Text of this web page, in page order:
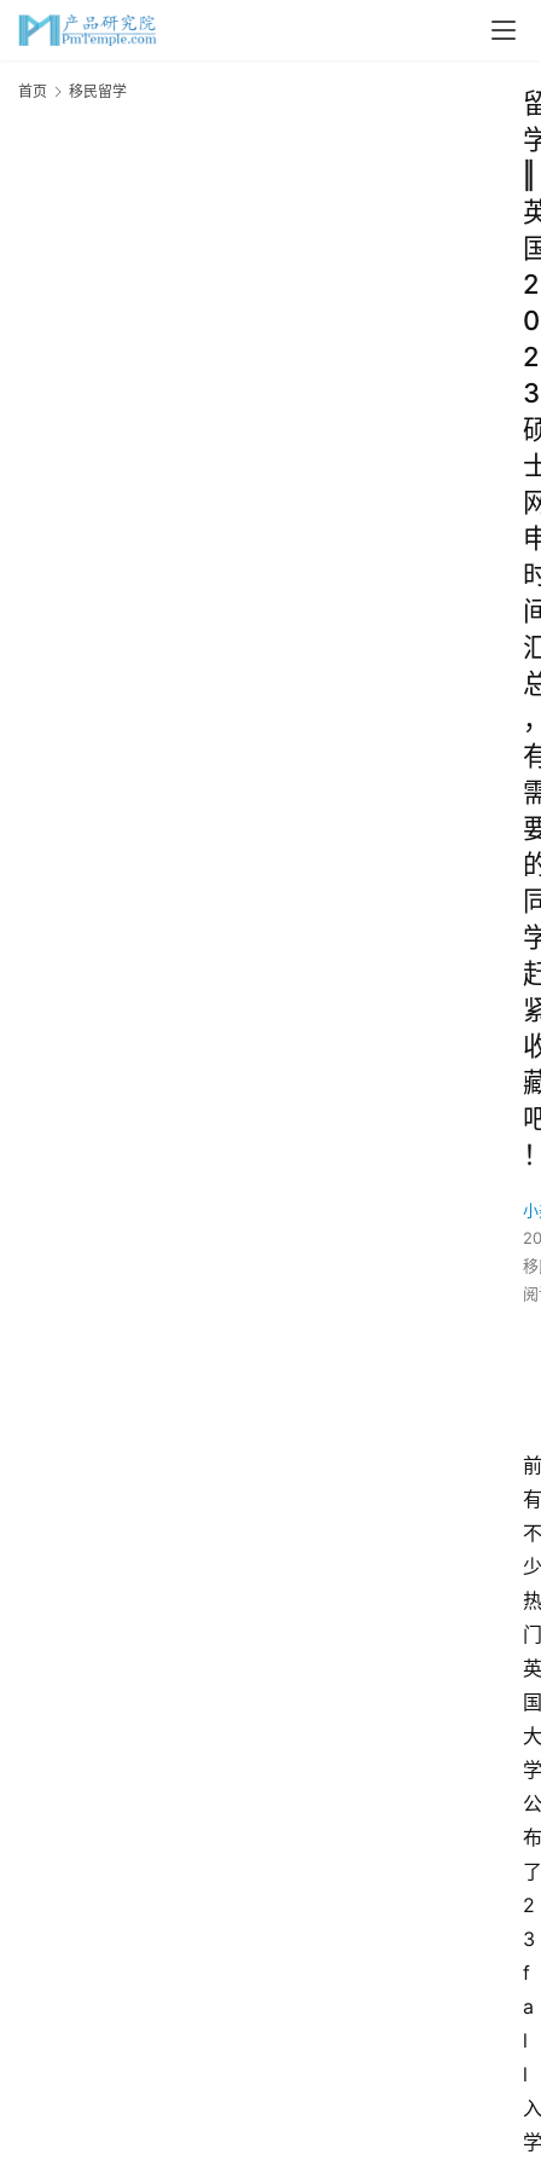
首页 移民留学
2
0
2
3
前
有
不
少
热
门
英
国
大
学
公
布
了
2
3
f
a
l
l
入
学